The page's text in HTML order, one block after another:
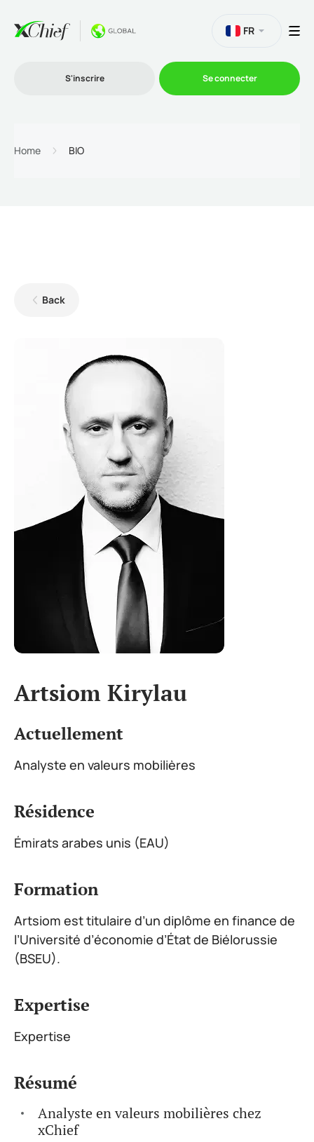
FR
S'inscrire Se connecter
Home BIO
Back
Artsiom Kirylau
Actuellement
Analyste en valeurs mobilières
Résidence
Émirats arabes unis (EAU)
Formation
Artsiom est titulaire d’un diplôme en finance de
l’Université d’économie d’État de Biélorussie
(BSEU).
Expertise
Expertise
Résumé
Analyste en valeurs mobilières chez
xChief